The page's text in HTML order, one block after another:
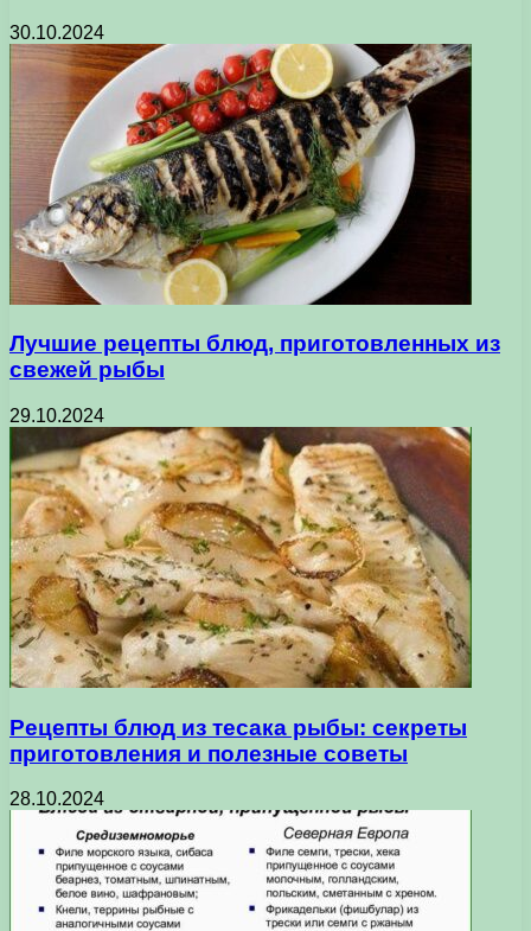
30.10.2024
Лучшие рецепты блюд, приготовленных из
свежей рыбы
29.10.2024
Рецепты блюд из тесака рыбы: секреты
приготовления и полезные советы
28.10.2024